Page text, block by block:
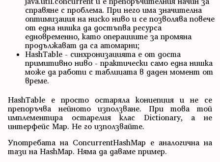
справяне с проблема. При него има значителна
оптимизация на ниско ниво и се позволява повече
от една нишка да достъпва ресурса
едновременно, като операциите за промяна
продължават да са атомарни;
HashTable - синхронизацията е от доста
примитивно ниво - практически само една нишка
може да работи с таблицата в даден момент от
време.
HashTable е просто остаряла концепция и не се
препоръчва нейното използване. При това той
имплементира остарелия клас Dictionary, а не
интерфейс Map. Не го използвайте.
Употребата на ConcurrentHashMap е аналогична на
тази на HashMap. Няма да даваме пример.